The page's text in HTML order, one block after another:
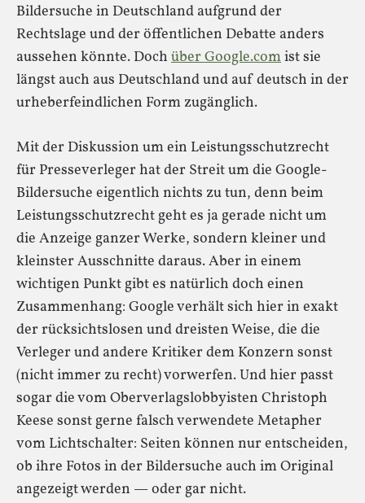
Bildersuche in Deutschland aufgrund der
Rechtslage und der öffentlichen Debatte anders
aussehen könnte. Doch über Google.comist sie
längst auch aus Deutschland und auf deutsch in der
urheberfeindlichen Form zugänglich.
Mit der Diskussion um ein Leistungsschutzrecht
für Presseverleger hat der Streit um die Google-
Bildersuche eigentlich nichts zu tun, denn beim
Leistungsschutzrecht geht es ja gerade nicht um
die Anzeige ganzer Werke, sondern kleiner und
kleinster Ausschnitte daraus. Aber in einem
wichtigen Punkt gibt es natürlich doch einen
Zusammenhang: Google verhält sich hier in exakt
der rücksichtslosen und dreisten Weise, die die
Verleger und andere Kritiker dem Konzern sonst
(nicht immer zu recht) vorwerfen. Und hier passt
sogar die vom Oberverlagslobbyisten Christoph
Keese sonst gerne falsch verwendete Metapher
vom Lichtschalter: Seiten können nur entscheiden,
ob ihre Fotos in der Bildersuche auch im Original
angezeigt werden — oder gar nicht.